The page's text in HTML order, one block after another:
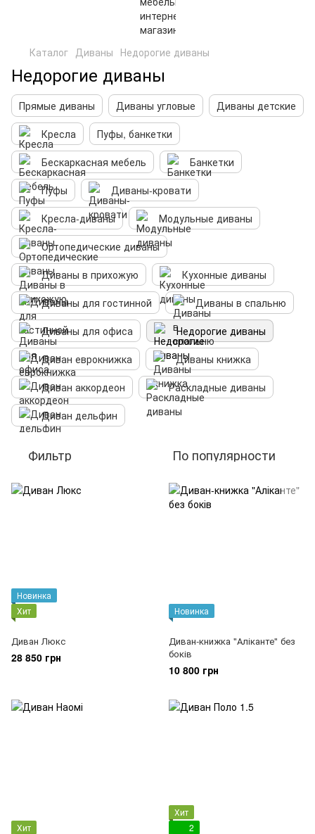
Каталог Диваны Недорогие диваны
Недорогие диваны
Прямые диваны Диваны угловые
Диваны детские
Кресла
Пуфы, банкетки
Бескаркасная мебель
Банкетки
Пуфы
Диваны-кровати
Кресла-диваны
Модульные диваны
Ортопедические диваны
Диваны в прихожую
Кухонные диваны
Диваны для гостинной
Диваны в спальню
Диваны для офиса
Недорогие диваны
Диван еврокнижка
Диваны книжка
Диван аккордеон
Раскладные диваны
Диван дельфин
Фильтр По популярности
Новинка
Хит
Диван Люкс
28 850 грн
Новинка
Диван-книжка "Аліканте" без
боків
10 800 грн
Хит
Хит
2